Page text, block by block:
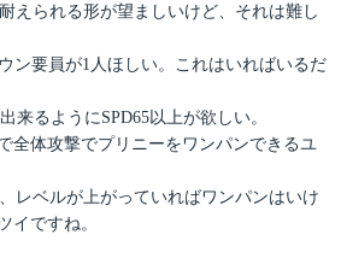
えられる形が望ましいけど、それは難し
ン要員が1人ほしい。これはいればいるだ
来るようにSPD65以上が欲しい。
全体攻撃でプリニーをワンパンできるユ
レベルが上がっていればワンパンはいけ
イですね。